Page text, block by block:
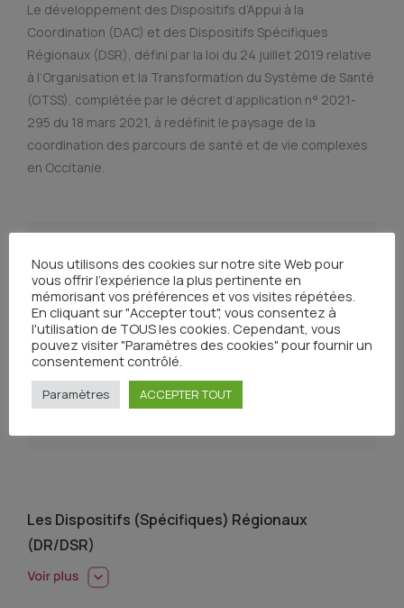
Le développement des Dispositifs d’Appui à la
Coordination (DAC) et des Dispositifs Spécifiques
Régionaux (DSR), défini par la loi du 24 juillet 2019 relative
à l’Organisation et la Transformation du Système de Santé
(OTSS), complétée par le décret d’application n° 2021-
295 du 18 mars 2021, à redéfinit le paysage de la
coordination des parcours de santé et de vie complexes
en Occitanie.
 Décret n° 2021-295 du 18 mars 2021 relatif aux
dispositifs d'appui à la coordination des parcours
de santé complexes et aux dispositifs
spécifiques régionaux
 LOI n° 2019-774 du 24 juillet 2019 relative à
l'organisation et à la transformation du système
de santé (1)
Les Dispositifs (Spécifiques) Régionaux
(DR/DSR)
Nous utilisons des cookies sur notre site Web pour
vous offrir l'expérience la plus pertinente en
mémorisant vos préférences et vos visites répétées.
En cliquant sur "Accepter tout", vous consentez à
l'utilisation de TOUS les cookies. Cependant, vous
pouvez visiter "Paramètres des cookies" pour fournir un
consentement contrôlé.
Paramètres ACCEPTER TOUT